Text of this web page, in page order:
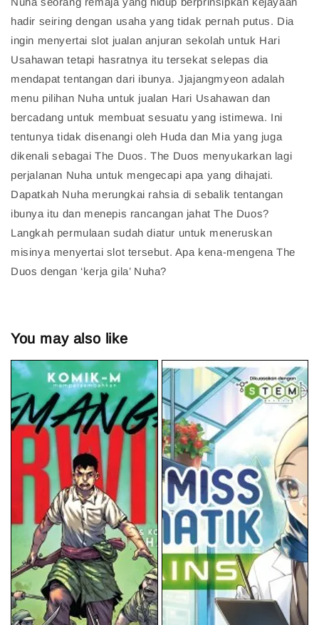
hadir seiring dengan usaha yang tidak pernah putus. Dia
ingin menyertai slot jualan anjuran sekolah untuk Hari
Usahawan tetapi hasratnya itu tersekat selepas dia
mendapat tentangan dari ibunya. Jjajangmyeon adalah
menu pilihan Nuha untuk jualan Hari Usahawan dan
bercadang untuk membuat sesuatu yang istimewa. Ini
tentunya tidak disenangi oleh Huda dan Mia yang juga
dikenali sebagai The Duos. The Duos menyukarkan lagi
perjalanan Nuha untuk mengecapi apa yang dihajati.
Dapatkah Nuha merungkai rahsia di sebalik tentangan
ibunya itu dan menepis rancangan jahat The Duos?
Langkah permulaan sudah diatur untuk meneruskan
misinya menyertai slot tersebut. Apa kena-mengena The
Duos dengan ‘kerja gila’ Nuha?
You may also like